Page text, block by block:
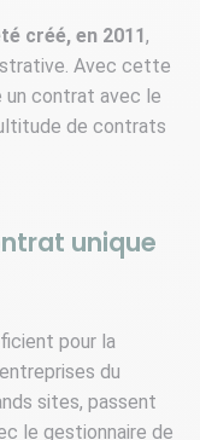
créé, en 2011,
Avec cette
un contrat avec le
de contrats
unique
pour la
du
sites, passent
le gestionnaire de